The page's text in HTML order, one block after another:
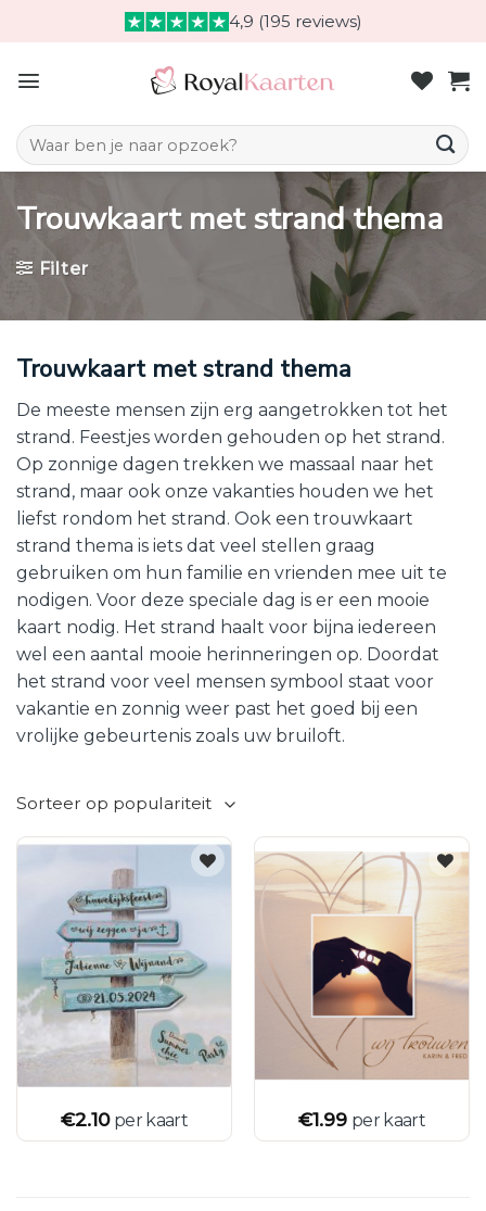
4,9 (195 reviews)
Zoeken naar:
Trouwkaart met strand thema
Filter
Trouwkaart met strand thema
De meeste mensen zijn erg aangetrokken tot het
strand. Feestjes worden gehouden op het strand.
Op zonnige dagen trekken we massaal naar het
strand, maar ook onze vakanties houden we het
liefst rondom het strand. Ook een trouwkaart
strand thema is iets dat veel stellen graag
gebruiken om hun familie en vrienden mee uit te
nodigen. Voor deze speciale dag is er een mooie
kaart nodig. Het strand haalt voor bijna iedereen
wel een aantal mooie herinneringen op. Doordat
het strand voor veel mensen symbool staat voor
vakantie en zonnig weer past het goed bij een
vrolijke gebeurtenis zoals uw bruiloft.
€2.10 per kaart €1.99 per kaart